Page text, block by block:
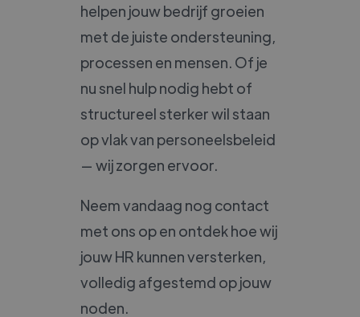
helpen jouw bedrijf groeien
met de juiste ondersteuning,
processen en mensen. Of je
nu snel hulp nodig hebt of
structureel sterker wil staan
op vlak van personeelsbeleid
— wij zorgen ervoor.
Neem vandaag nog contact
met ons op en ontdek hoe wij
jouw HR kunnen versterken,
volledig afgestemd op jouw
noden.